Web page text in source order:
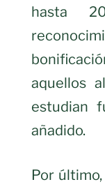
hasta
aquellos
estudian
añadido.
Por